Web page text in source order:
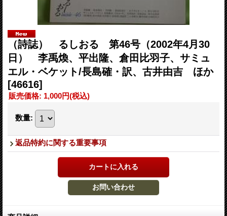
（詩誌） るしおる 第46号（2002年4月30
日） 李禹煥、平出隆、倉田比羽子、サミュ
エル・ベケット/長島確・訳、古井由吉 ほか
[46616]
販売価格: 1,000円(税込)
数量:
返品特約に関する重要事項